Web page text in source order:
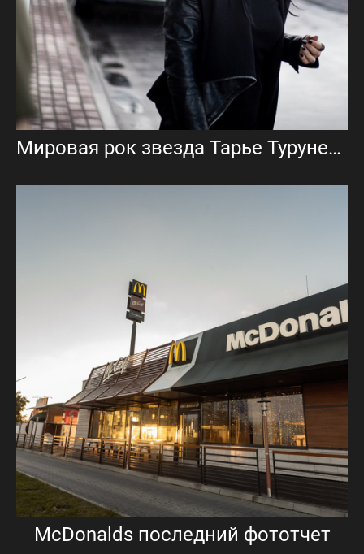
Мировая рок звезда Тарье Турунен — певица, бывшая солистка Nightwish
МсDonalds последний фототчет